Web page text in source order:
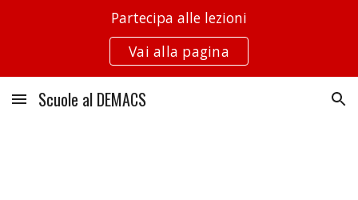
Partecipa alle lezioni
Vai alla pagina
Scuole al DEMACS